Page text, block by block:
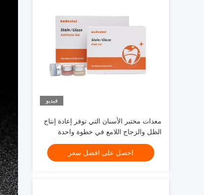
فيديو
معدات مختبر الأسنان التي توفر إعادة إنتاج
الظل والزجاج اللامع في خطوة واحدة
لاستعادة الزركونيا الكاملة
احصل على افضل سعر